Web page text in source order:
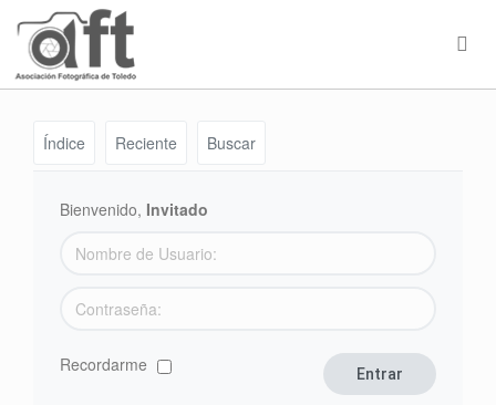
Índice Reciente Buscar
Bienvenido, Invitado
Recordarme